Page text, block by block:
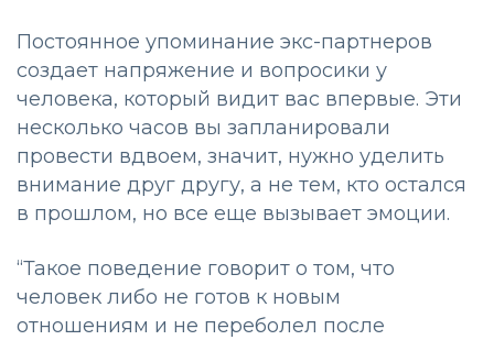
Постоянное упоминание экс-партнеров
создает напряжение и вопросики у
человека, который видит вас впервые. Эти
несколько часов вы запланировали
провести вдвоем, значит, нужно уделить
внимание друг другу, а не тем, кто остался
в прошлом, но все еще вызывает эмоции.
“Такое поведение говорит о том, что
человек либо не готов к новым
отношениям и не переболел после